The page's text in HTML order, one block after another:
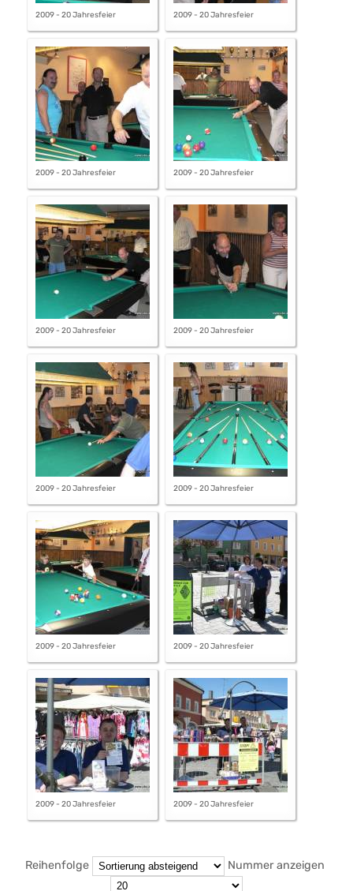
2009 - 20 Jahresfeier 2009 - 20 Jahresfeier
2009 - 20 Jahresfeier 2009 - 20 Jahresfeier
2009 - 20 Jahresfeier 2009 - 20 Jahresfeier
2009 - 20 Jahresfeier 2009 - 20 Jahresfeier
2009 - 20 Jahresfeier 2009 - 20 Jahresfeier
2009 - 20 Jahresfeier 2009 - 20 Jahresfeier
Reihenfolge Nummer anzeigen